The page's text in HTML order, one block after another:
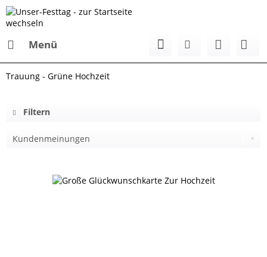
Menü
Trauung - Grüne Hochzeit
Filtern